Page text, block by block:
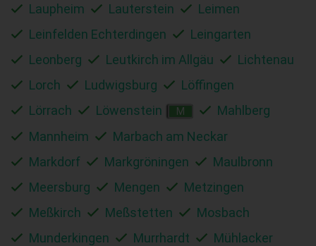
Laupheim
Lauterstein
Leimen
Leinfelden Echterdingen
Leingarten
Leonberg
Leutkirch im Allgäu
Lichtenau
Lorch
Ludwigsburg
Löffingen
Lörrach
Löwenstein M
Mahlberg
Mannheim
Marbach am Neckar
Markdorf
Markgröningen
Maulbronn
Meersburg
Mengen
Metzingen
Meßkirch
Meßstetten
Mosbach
Munderkingen
Murrhardt
Mühlacker